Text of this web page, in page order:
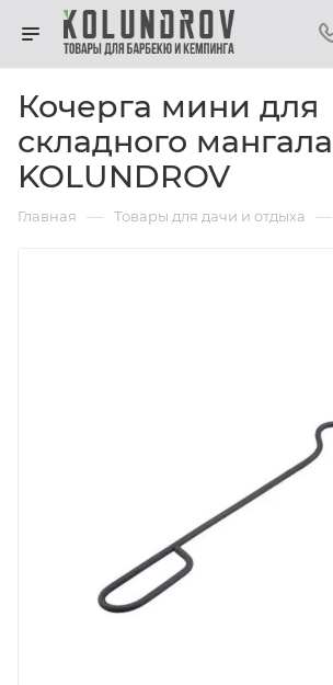
Кочерга мини для
складного мангала
KOLUNDROV
Главная — Товары для дачи и отдыха —